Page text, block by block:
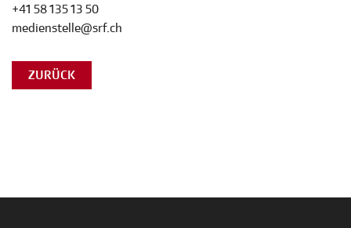
+41 58 135 13 50
medienstelle@srf.ch
ZURÜCK